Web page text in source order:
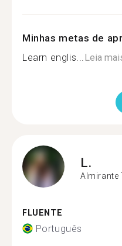
Minhas metas de
Learn englis...Leia
L.
Almirante
FLUENTE
Português